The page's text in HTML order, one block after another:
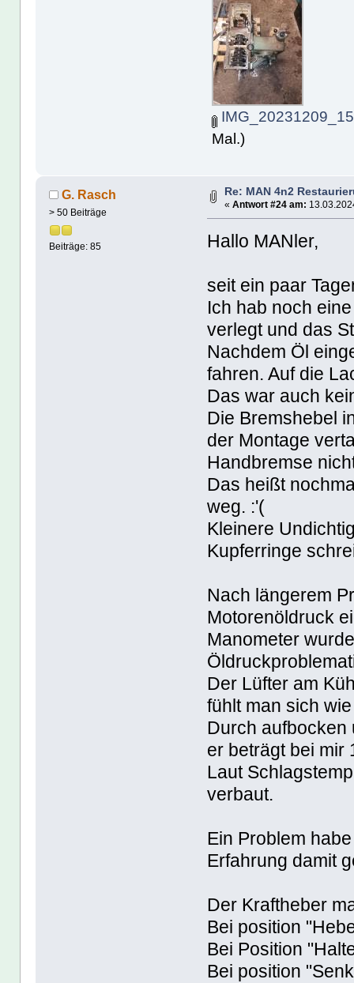
Mal.)
G. Rasch
> 50 Beiträge
Beiträge: 85
Re: MAN 4n2
« Antwort #24 am:
Hallo MANler,
seit ein paar
Ich hab noch
verlegt und das
Nachdem Öl
fahren. Auf die
Das war auch
Die Bremshebel
der Montage
Handbremse
Das heißt
weg. :'(
Kleinere
Kupferringe
Nach längerem
Motorenöldruck
Manometer
Der Lüfter am
fühlt man sich
Durch aufbocken
er beträgt bei mir
Laut
verbaut.
Ein Problem
Erfahrung damit
Der Kraftheber
Bei position
Bei Position
Bei position